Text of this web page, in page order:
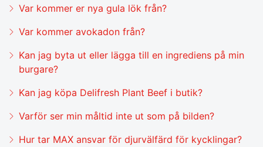
Var kommer er nya gula lök från?
Var kommer avokadon från?
Kan jag byta ut eller lägga till en ingrediens på min
burgare?
Kan jag köpa Delifresh Plant Beef i butik?
Varför ser min måltid inte ut som på bilden?
Hur tar MAX ansvar för djurvälfärd för kycklingar?